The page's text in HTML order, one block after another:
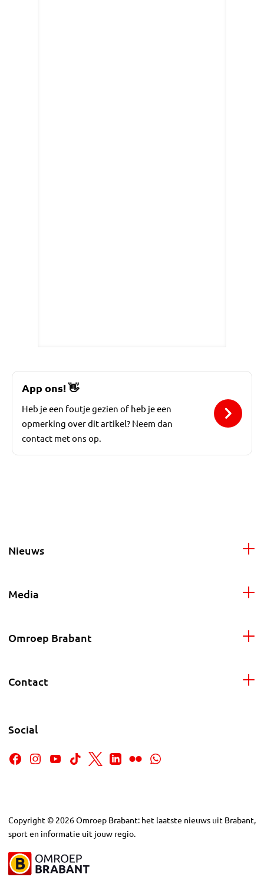
App ons!👋
Heb je een foutje gezien of heb je een
opmerking over dit artikel? Neem dan
contact met ons op.
Nieuws
Media
Omroep Brabant
Contact
Social
Copyright © 2026Omroep Brabant: het laatste nieuws uit Brabant,
sport en informatie uit jouw regio.